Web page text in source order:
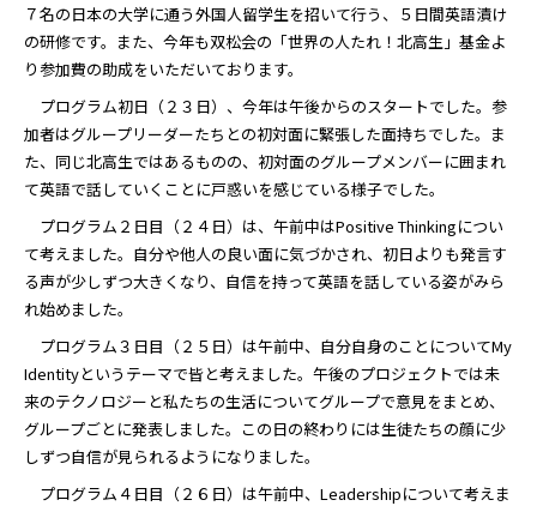
７名の日本の大学に通う外国人留学生を招いて行う、５日間英語漬け
の研修です。また、今年も双松会の「世界の人たれ！北高生」基金よ
り参加費の助成をいただいております。
プログラム初日（２３日）、今年は午後からのスタートでした。参
加者はグループリーダーたちとの初対面に緊張した面持ちでした。ま
た、同じ北高生ではあるものの、初対面のグループメンバーに囲まれ
て英語で話していくことに戸惑いを感じている様子でした。
プログラム２日目（２４日）は、午前中はPositive Thinkingについ
て考えました。自分や他人の良い面に気づかされ、初日よりも発言す
る声が少しずつ大きくなり、自信を持って英語を話している姿がみら
れ始めました。
プログラム３日目（２５日）は午前中、自分自身のことについてMy
Identityというテーマで皆と考えました。午後のプロジェクトでは未
来のテクノロジーと私たちの生活についてグループで意見をまとめ、
グループごとに発表しました。この日の終わりには生徒たちの顔に少
しずつ自信が見られるようになりました。
プログラム４日目（２６日）は午前中、Leadershipについて考えま